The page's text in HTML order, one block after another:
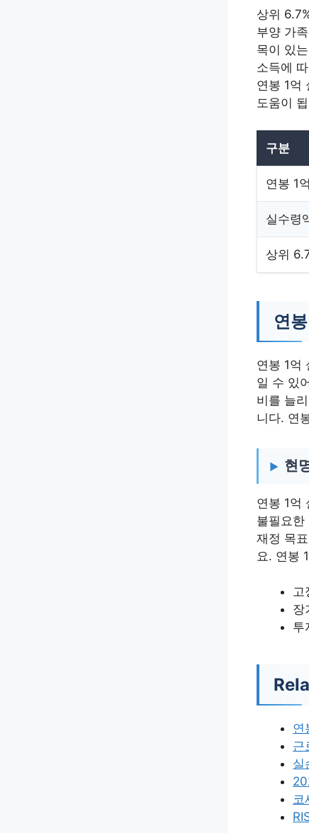
상위
부양 가
목이 있
소득에
연봉 1억
도움이
구분
연봉 1억
실수령
상위
연
연봉 1억
일 수 있
비를 늘
니다. 연
현
연봉 1억
불필요한
재정 목
요. 연봉
고
장
투
연
근
실
코